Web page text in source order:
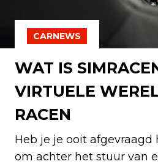
CARNEWS
WAT IS
VIRTUELE
RACEN
Heb je je ooit afgevraagd
om achter het stuur van